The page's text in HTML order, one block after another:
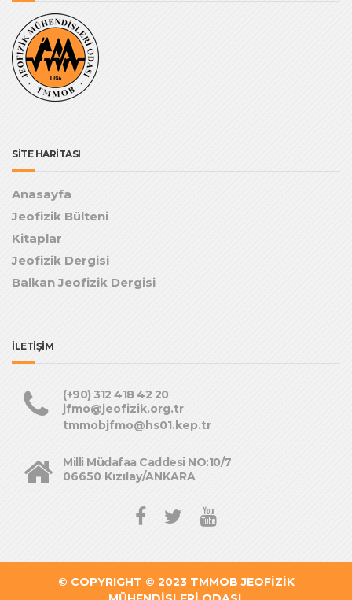
SİTE HARİTASI
Anasayfa
Jeofizik Bülteni
Kitaplar
Jeofizik Dergisi
Balkan Jeofizik Dergisi
İLETİŞİM
(+90) 312 418 42 20
jfmo@jeofizik.org.tr
tmmobjfmo@hs01.kep.tr
Milli Müdafaa Caddesi NO:10/7
06650 Kızılay/ANKARA
© COPYRIGHT © 2023 TMMOB JEOFİZİK